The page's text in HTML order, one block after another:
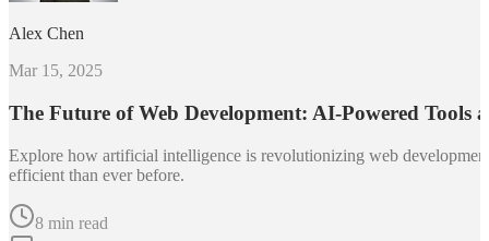
Alex Chen
Mar 15, 2025
The Future of Web Development: AI-Powered Tools
Explore how artificial intelligence is revolutionizing web
efficient than ever before.
8 min read